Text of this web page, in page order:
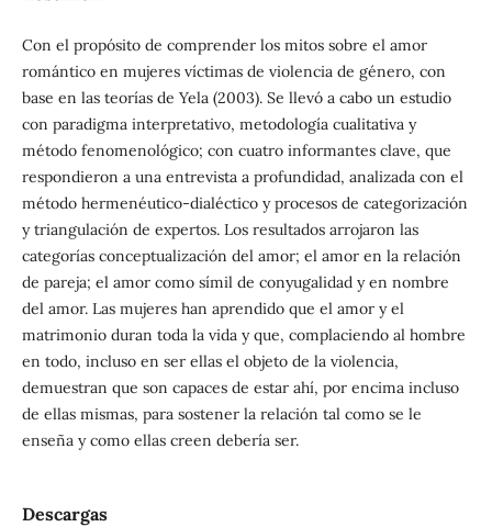
Con el propósito de comprender los mitos sobre el amor
romántico en mujeres víctimas de violencia de género, con
base en las teorías de Yela (2003). Se llevó a cabo un estudio
con paradigma interpretativo, metodología cualitativa y
método fenomenológico; con cuatro informantes clave, que
respondieron a una entrevista a profundidad, analizada con el
método hermenéutico-dialéctico y procesos de categorización
y triangulación de expertos. Los resultados arrojaron las
categorías conceptualización del amor; el amor en la relación
de pareja; el amor como símil de conyugalidad y en nombre
del amor. Las mujeres han aprendido que el amor y el
matrimonio duran toda la vida y que, complaciendo al hombre
en todo, incluso en ser ellas el objeto de la violencia,
demuestran que son capaces de estar ahí, por encima incluso
de ellas mismas, para sostener la relación tal como se le
enseña y como ellas creen debería ser.
Descargas